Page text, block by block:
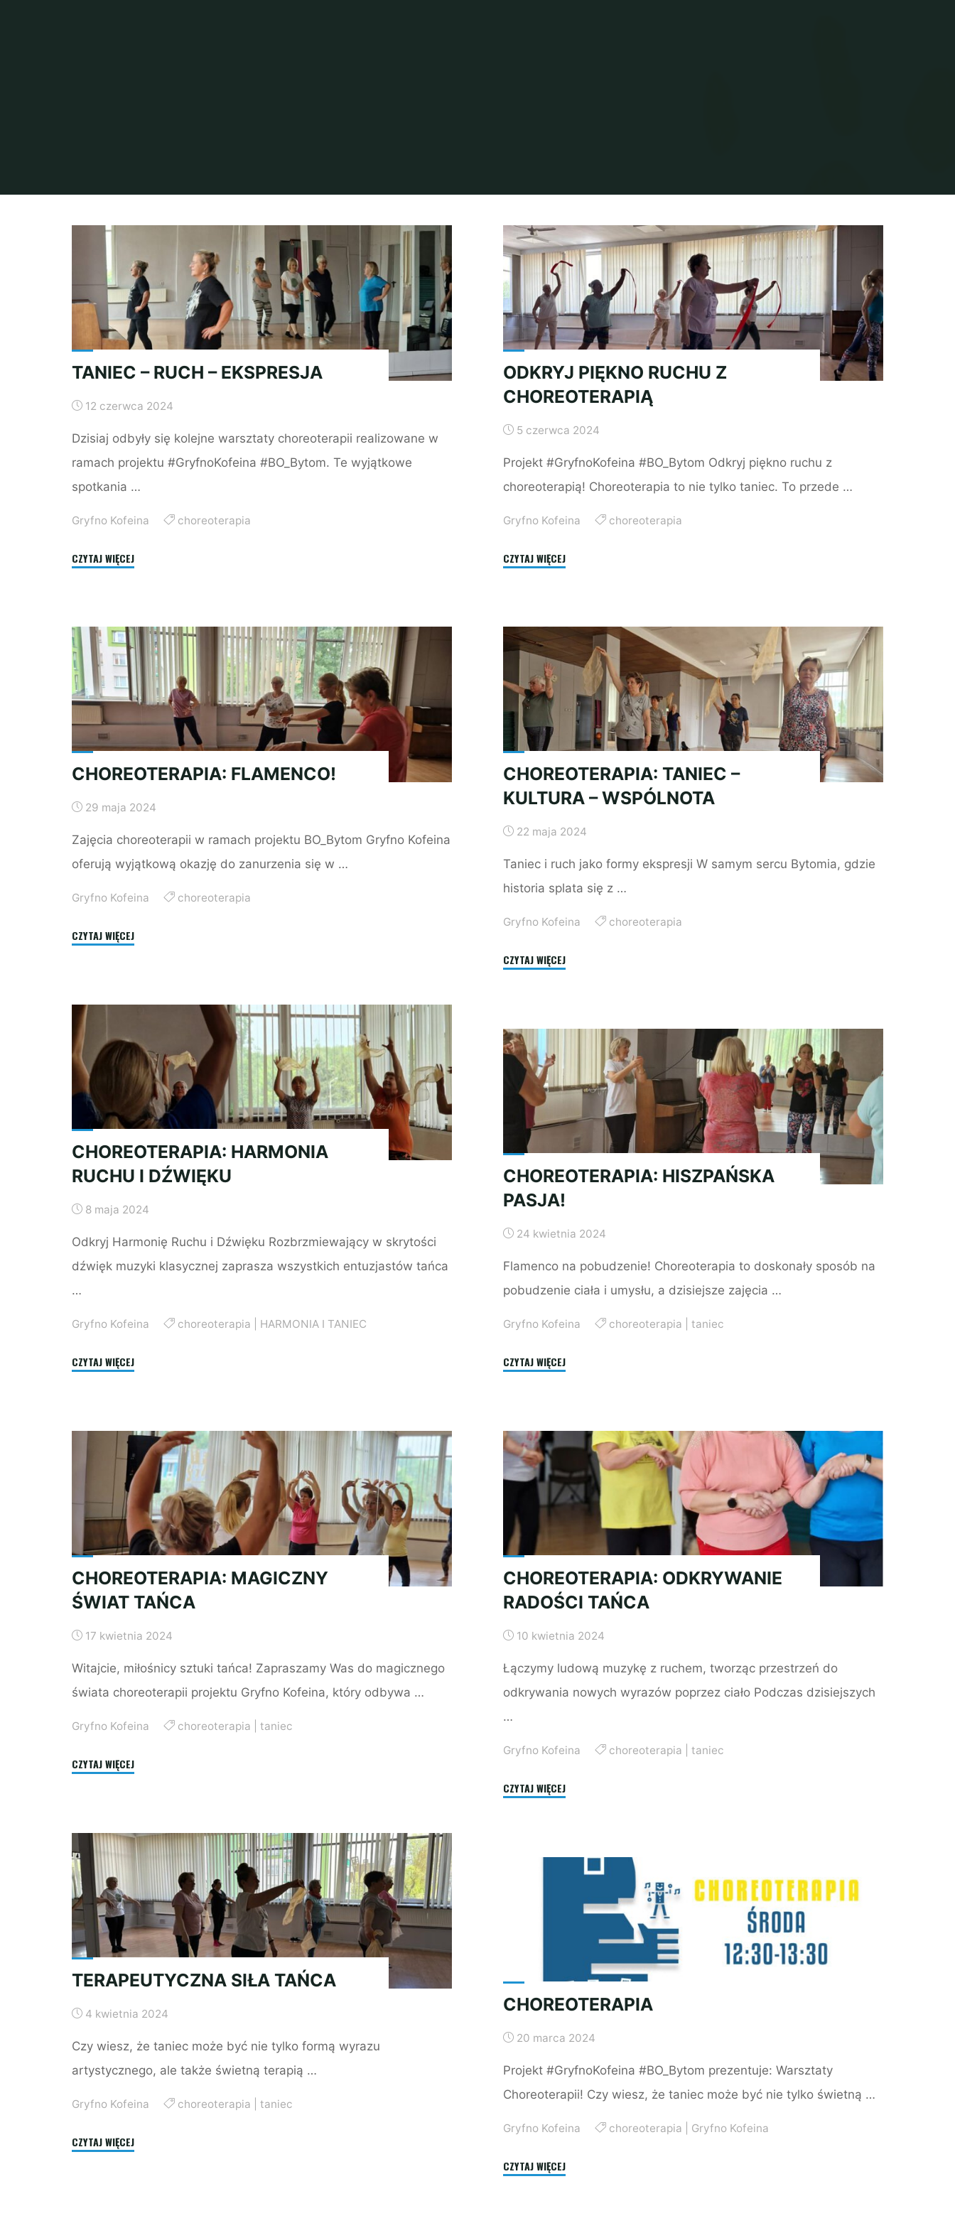
TANIEC – RUCH – EKSPRESJA
12 czerwca 2024
Dzisiaj odbyły się kolejne warsztaty choreoterapii realizowane w
ramach projektu #GryfnoKofeina #BO_Bytom. Te wyjątkowe
spotkania …
Gryfno Kofeina choreoterapia
CZYTAJ WIĘCEJ"TANIEC
EKSPRESJA"
ODKRYJ PIĘKNO RUCHU Z
CHOREOTERAPIĄ
5 czerwca 2024
Projekt #GryfnoKofeina #BO_Bytom Odkryj piękno ruchu z
choreoterapią! Choreoterapia to nie tylko taniec. To przede …
Gryfno Kofeina choreoterapia
CZYTAJ WIĘCEJ"ODKRYJ
CHOREOTERAPIĄ"
CHOREOTERAPIA: FLAMENCO!
29 maja 2024
Zajęcia choreoterapii w ramach projektu BO_Bytom Gryfno Kofeina
oferują wyjątkową okazję do zanurzenia się w …
Gryfno Kofeina choreoterapia
CZYTAJ WIĘCEJ"CHOREOTERAPIA:
CHOREOTERAPIA: TANIEC –
KULTURA – WSPÓLNOTA
22 maja 2024
Taniec i ruch jako formy ekspresji W samym sercu Bytomia, gdzie
historia splata się z …
Gryfno Kofeina choreoterapia
CZYTAJ WIĘCEJ"CHOREOTERAPIA:
WSPÓLNOTA"
CHOREOTERAPIA: HARMONIA
RUCHU I DŹWIĘKU
8 maja 2024
Odkryj Harmonię Ruchu i Dźwięku Rozbrzmiewający w skrytości
dźwięk muzyki klasycznej zaprasza wszystkich entuzjastów tańca
…
Gryfno Kofeina choreoterapia HARMONIA I TANIEC
CZYTAJ WIĘCEJ"CHOREOTERAPIA:
DŹWIĘKU"
CHOREOTERAPIA: HISZPAŃSKA
PASJA!
24 kwietnia 2024
Flamenco na pobudzenie! Choreoterapia to doskonały sposób na
pobudzenie ciała i umysłu, a dzisiejsze zajęcia …
Gryfno Kofeina choreoterapia |taniec
CZYTAJ WIĘCEJ"CHOREOTERAPIA:
CHOREOTERAPIA: MAGICZNY
ŚWIAT TAŃCA
17 kwietnia 2024
Witajcie, miłośnicy sztuki tańca! Zapraszamy Was do magicznego
świata choreoterapii projektu Gryfno Kofeina, który odbywa …
Gryfno Kofeina choreoterapia taniec
CZYTAJ WIĘCEJ"CHOREOTERAPIA:
CHOREOTERAPIA: ODKRYWANIE
RADOŚCI TAŃCA
10 kwietnia 2024
Łączymy ludową muzykę z ruchem, tworząc przestrzeń do
odkrywania nowych wyrazów poprzez ciało Podczas dzisiejszych
…
Gryfno Kofeina choreoterapia |taniec
CZYTAJ WIĘCEJ"CHOREOTERAPIA:
TERAPEUTYCZNA SIŁA TAŃCA
4 kwietnia 2024
Czy wiesz, że taniec może być nie tylko formą wyrazu
artystycznego, ale także świetną terapią …
Gryfno Kofeina choreoterapia taniec
CZYTAJ WIĘCEJ"TERAPEUTYCZNA
CHOREOTERAPIA
20 marca 2024
Projekt #GryfnoKofeina #BO_Bytom prezentuje: Warsztaty
Choreoterapii! Czy wiesz, że taniec może być nie tylko świetną …
Gryfno Kofeina choreoterapia Gryfno Kofeina
CZYTAJ WIĘCEJ"CHOREOTERAPIA"